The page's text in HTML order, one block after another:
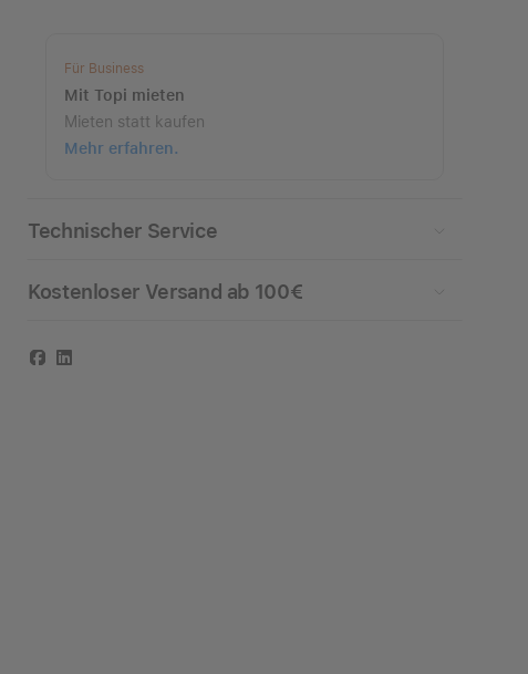
Für Business
Mit Topi mieten
Mieten statt kaufen
Mehr erfahren.
Technischer Service
Kostenloser Versand ab 100€
Facebook
LinkedIn